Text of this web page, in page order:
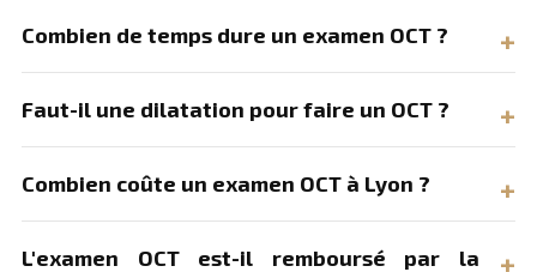
Combien de temps dure un examen OCT ?
Faut-il une dilatation pour faire un OCT ?
Combien coûte un examen OCT à Lyon ?
L'examen OCT est-il remboursé par la